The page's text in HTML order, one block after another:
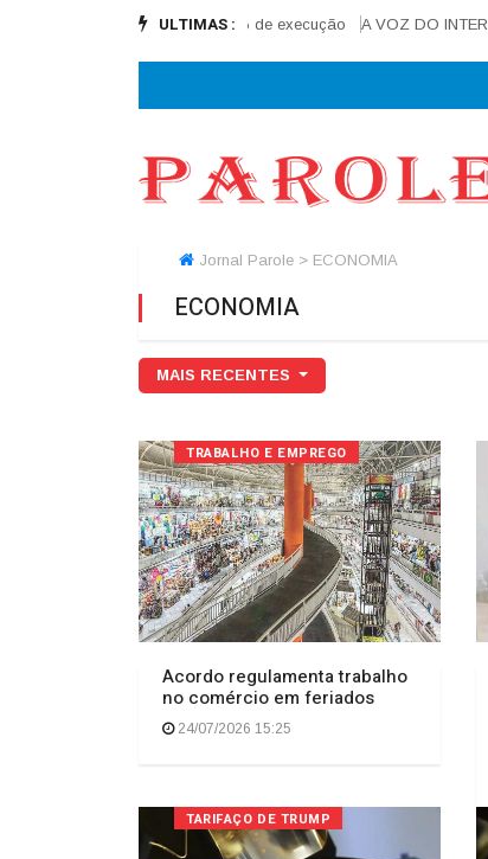
ULTIMAS :
na reta final e alcança 90% de execução A VOZ DO INTERIOR
Jornal Parole > ECONOMIA
ECONOMIA
MAIS RECENTES
TRABALHO E EMPREGO
Acordo regulamenta trabalho
no comércio em feriados
24/07/2026 15:25
TARIFAÇO DE TRUMP